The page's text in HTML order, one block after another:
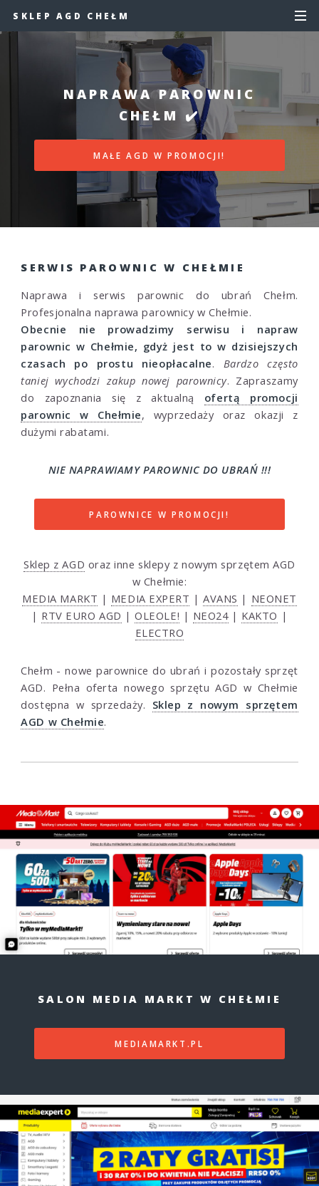
SKLEP AGD CHEŁM
NAPRAWA PAROWNIC
CHEŁM ✔️
MAŁE AGD W PROMOCJI!
SERWIS PAROWNIC W CHEŁMIE
Naprawa i serwis parownic do ubrań Chełm.
Profesjonalna naprawa parownicy w Chełmie.
Obecnie nie prowadzimy serwisu i napraw
parownic w Chełmie, gdyż jest to w dzisiejszych
czasach po prostu nieopłacalne. Bardzo często
taniej wychodzi zakup nowej parownicy. Zapraszamy
do zapoznania się z aktualną ofertą promocji
parownic w Chełmie, wyprzedaży oraz okazji z
dużymi rabatami.
NIE NAPRAWIAMY PAROWNIC DO UBRAŃ !!!
PAROWNICE W PROMOCJI!
Sklep z AGD oraz inne sklepy z nowym sprzętem AGD
w Chełmie:
MEDIA MARKT | MEDIA EXPERT |AVANS | NEONET
| RTV EURO AGD |OLEOLE! | NEO24| KAKTO |
ELECTRO
Chełm - nowe parownice do ubrań i pozostały sprzęt
AGD. Pełna oferta nowego sprzętu AGD w Chełmie
dostępna w sprzedaży. Sklep z nowym sprzętem
AGD w Chełmie.
SALON MEDIA MARKT W CHEŁMIE
MEDIAMARKT.PL